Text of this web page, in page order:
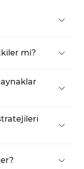
bir
mi?
sahiptir.